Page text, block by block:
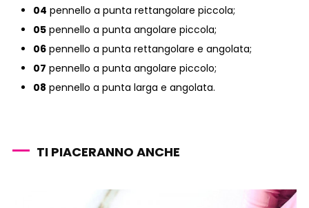
04 pennello a punta rettangolare piccola;
05 pennello a punta angolare piccola;
06 pennello a punta rettangolare e angolata;
07 pennello a punta angolare piccolo;
08 pennello a punta larga e angolata.
TI PIACERANNO ANCHE